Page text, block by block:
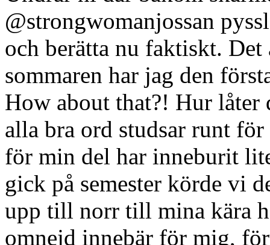
@strongwomanjossan
och berätta nu faktiskt. Det
sommaren har jag den
How about that?! Hur låter
alla bra ord studsar runt
för min del har inneburit
gick på semester körde vi
upp till norr till mina kära
omnejd innebär för mig,